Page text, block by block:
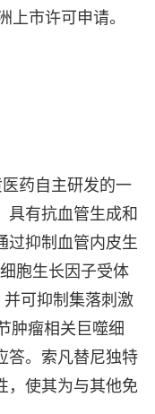
市许可申请。
药自主研发的一
具有抗血管生成和
过抑制血管内皮生
胞生长因子受体
并可抑制集落刺激
肿瘤相关巨噬细
答。索凡替尼独特
，使其为与其他免